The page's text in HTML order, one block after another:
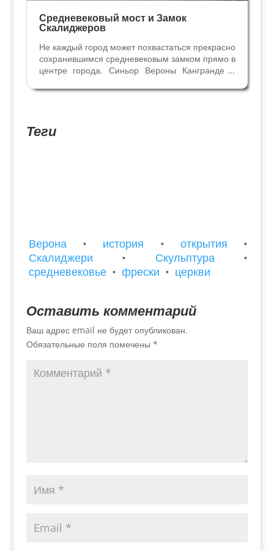
Средневековый мост и Замок
Скалиджеров
Не каждый город может похвастаться прекрасно
сохранившимся средневековым замком прямо в
центре города. Синьор Вероны Кангранде II
присоединив её к городским стенам. Мощные
Теги
Верона • история • открытия
•
Скалиджери
• Скульптура
•
средневековье • фрески • церкви
Оставить комментарий
Ваш адрес email не будет опубликован.
Обязательные поля помечены *